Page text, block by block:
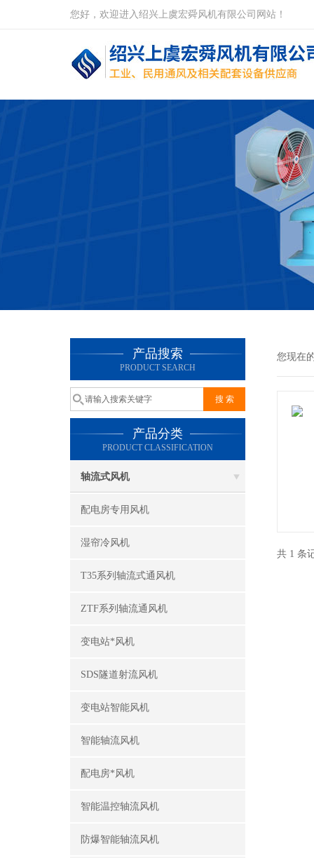
您好，欢迎进入绍兴上虞宏舜风机有限公司网站！
产品搜索
PRODUCT SEARCH
产品分类
PRODUCT CLASSIFICATION
轴流式风机
配电房专用风机
湿帘冷风机
T35系列轴流式通风机
ZTF系列轴流通风机
变电站*风机
SDS隧道射流风机
变电站智能风机
智能轴流风机
配电房*风机
智能温控轴流风机
防爆智能轴流风机
您现在
共 1 条